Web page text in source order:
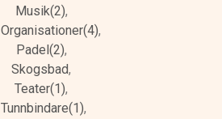
Musik(2),
Organisationer(4),
Padel(2),
Skogsbad,
Teater(1),
Tunnbindare(1),